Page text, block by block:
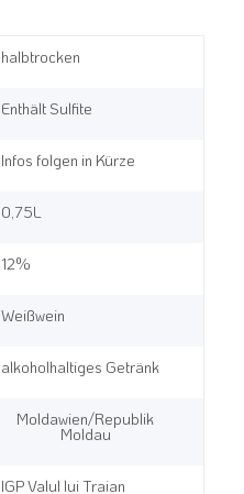
halbtrocken
Enthält Sulfite
Infos folgen in Kürze
0,75L
12%
Weißwein
alkoholhaltiges Getränk
Moldawien/Republik
Moldau
IGP Valul lui Traian